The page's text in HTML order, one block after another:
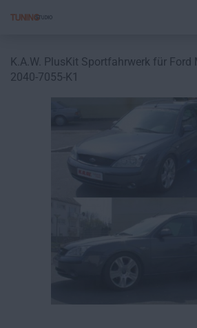
K.A.W. PlusKit Sportfahrwerk für Ford
2040-7055-K1